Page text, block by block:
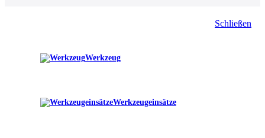
Schließen
Werkzeug
Werkzeugeinsätze